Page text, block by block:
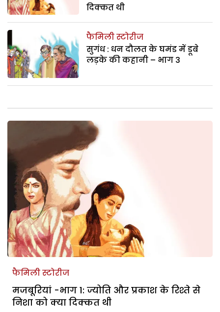
दिक्कत थी
फैमिली स्टोरीज
सुगंध : धन दौलत के घमंड में डूबे
लड़के की कहानी – भाग 3
फैमिली स्टोरीज
मजबूरियां -भाग 1: ज्योति और प्रकाश के रिश्ते से
निशा को क्या दिक्कत थी